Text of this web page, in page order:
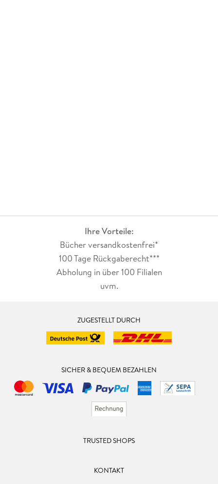
Ihre Vorteile:
Bücher versandkostenfrei*
100 Tage Rückgaberecht***
Abholung in über 100 Filialen
uvm.
ZUGESTELLT DURCH
SICHER & BEQUEM BEZAHLEN
TRUSTED SHOPS
KONTAKT